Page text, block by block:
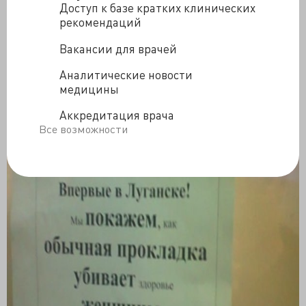
Доступ к базе кратких клинических
рекомендаций
Вакансии для врачей
Аналитические новости
медицины
Аккредитация врача
Все возможности
Ляпота! Поэтому никаких изменений в облике не
предполагается, а даже напротив...
Желание разодрать направление на госпитализацию
....не думала, что это - почти религия...